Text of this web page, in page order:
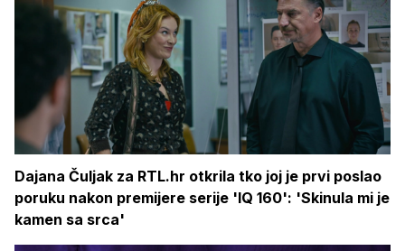
Dajana Čuljak za RTL.hr otkrila tko joj je prvi poslao
poruku nakon premijere serije 'IQ 160': 'Skinula mi je
kamen sa srca'